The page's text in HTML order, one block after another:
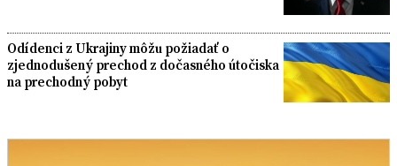
Odídenci z Ukrajiny môžu požiadať o
zjednodušený prechod z dočasného útočiska
na prechodný pobyt